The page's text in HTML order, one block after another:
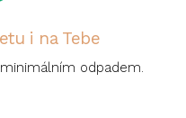
i na Tebe
odpadem.